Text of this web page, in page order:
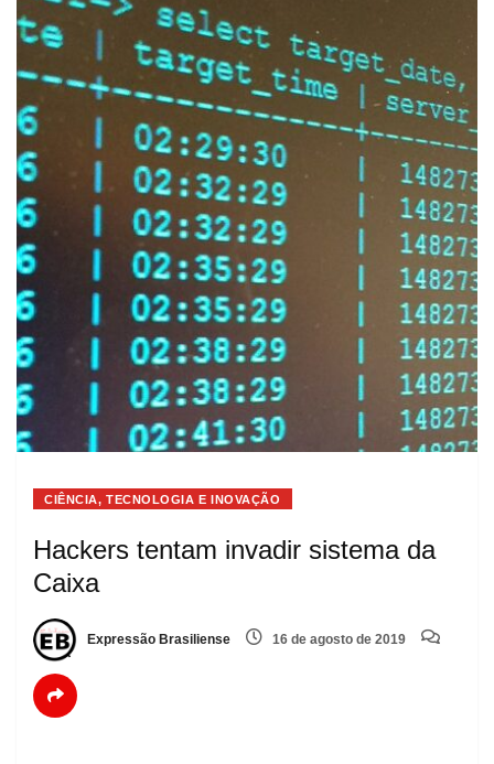
CIÊNCIA, TECNOLOGIA E INOVAÇÃO
Hackers tentam invadir sistema da
Caixa
Expressão Brasiliense 16 de agosto de 2019